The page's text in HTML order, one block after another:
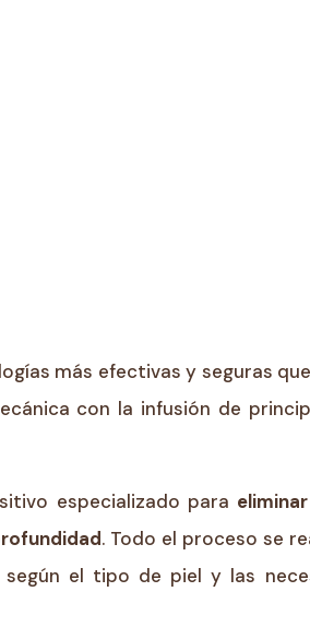
más efectivas y seguras
con la infusión de
especializado para
. Todo el proceso se
el tipo de piel y las